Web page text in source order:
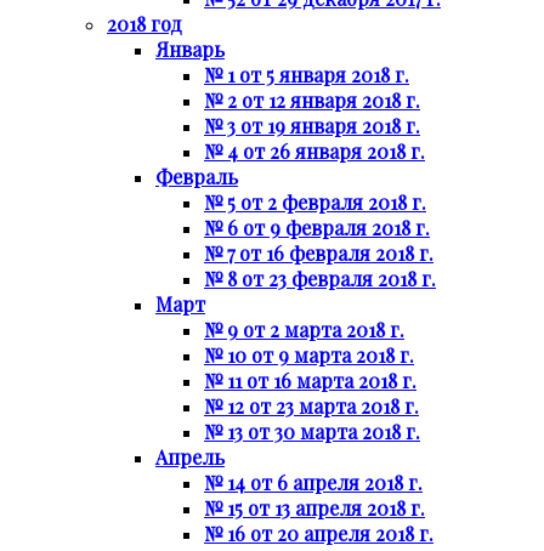
2018 год
Январь
№ 1 от 5 января 2018 г.
№ 2 от 12 января 2018 г.
№ 3 от 19 января 2018 г.
№ 4 от 26 января 2018 г.
Февраль
№ 5 от 2 февраля 2018 г.
№ 6 от 9 февраля 2018 г.
№ 7 от 16 февраля 2018 г.
№ 8 от 23 февраля 2018 г.
Март
№ 9 от 2 марта 2018 г.
№ 10 от 9 марта 2018 г.
№ 11 от 16 марта 2018 г.
№ 12 от 23 марта 2018 г.
№ 13 от 30 марта 2018 г.
Апрель
№ 14 от 6 апреля 2018 г.
№ 15 от 13 апреля 2018 г.
№ 16 от 20 апреля 2018 г.